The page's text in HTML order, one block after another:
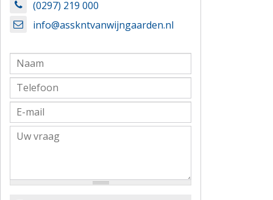
(0297) 219 000
info@asskntvanwijngaarden.nl